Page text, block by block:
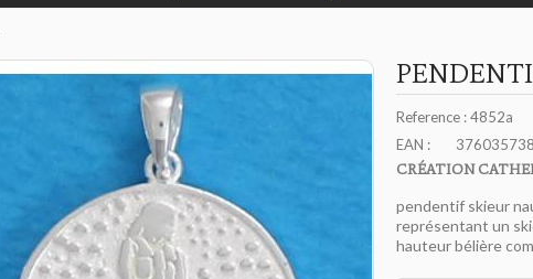
Reference :4852a
EAN :
CRÉATION
pendentif skieur
représentant un
hauteur bélière